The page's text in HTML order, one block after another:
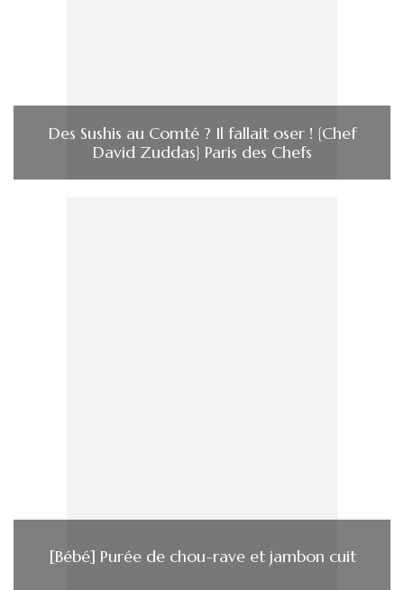
Des Sushis au Comté ? Il fallait oser ! {Chef
David Zuddas} Paris des Chefs
[Bébé] Purée de chou-rave et jambon cuit